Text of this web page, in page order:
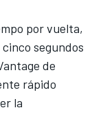
por vuelta,
segundos
de
rápido
la